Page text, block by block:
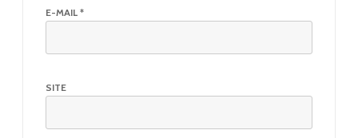
E-MAIL *
SITE